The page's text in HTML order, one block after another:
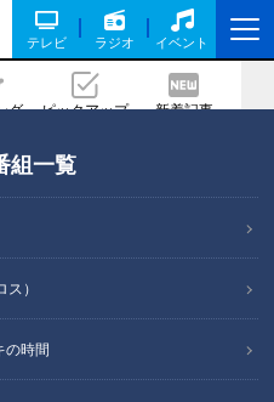
テレビ ラジオ イベント
グ ピックアップ 新着記事
組一覧
）
の時間
る愛知唯一の専門
ング＆フラワー・
戻る